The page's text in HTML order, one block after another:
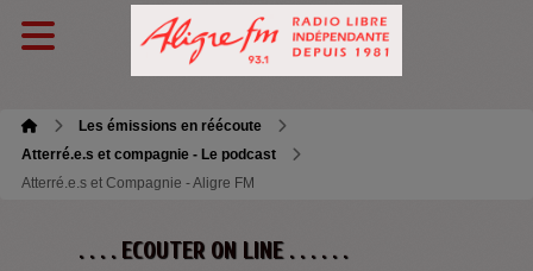
Les émissions en réécoute
Atterré.e.s et compagnie - Le podcast
Atterré.e.s et Compagnie - Aligre FM
. . . . ECOUTER ON LINE . . . . . .